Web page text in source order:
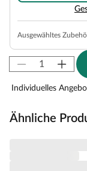
Ausgewähltes
Individuelles
Ähnliche